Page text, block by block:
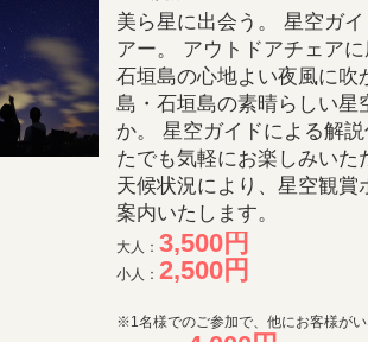
美ら星に出会う。 星空ガ
アー。 アウトドアチェア
石垣島の心地よい夜風に吹
島・石垣島の素晴らしい星
か。 星空ガイドによる解
たでも気軽にお楽しみいた
天候状況により、星空観賞
案内いたします。
大人： 3,500円
小人： 2,500円
※1名様でのご参加で、他にお客様が